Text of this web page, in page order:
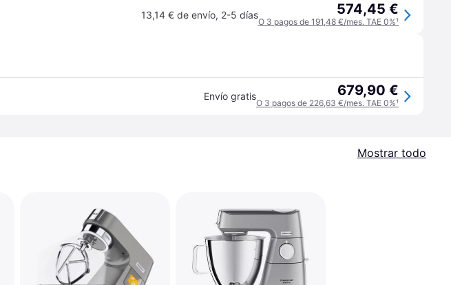
13,14 € de envío, 2-5 días 574,45 €
O 3 pagos de 191,48 €/mes. TAE 0%¹
Envío gratis 679,90 €
O 3 pagos de 226,63 €/mes. TAE 0%¹
Mostrar todo